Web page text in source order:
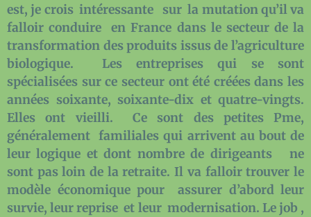
est, je crois intéressante sur la mutation qu’il va
falloir conduire en France dans le secteur de la
transformation des produits issus de l’agriculture
biologique. Les entreprises qui se sont
spécialisées sur ce secteur ont été créées dans les
années soixante, soixante-dix et quatre-vingts.
Elles ont vieilli. Ce sont des petites Pme,
généralement familiales qui arrivent au bout de
leur logique et dont nombre de dirigeants ne
sont pas loin de la retraite. Il va falloir trouver le
modèle économique pour assurer d’abord leur
survie, leur reprise et leur modernisation. Le job ,